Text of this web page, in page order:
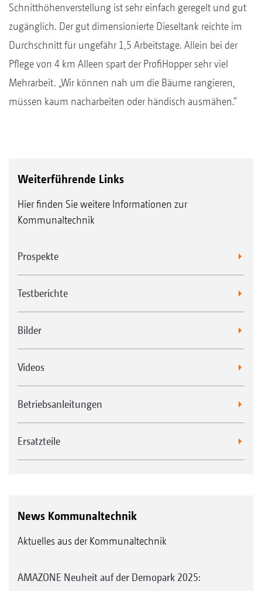
Schnitthöhenverstellung ist sehr einfach geregelt und gut
zugänglich. Der gut dimensionierte Dieseltank reichte im
Durchschnitt für ungefähr 1,5 Arbeitstage. Allein bei der
Pflege von 4 km Alleen spart der ProfiHopper sehr viel
Mehrarbeit. „Wir können nah um die Bäume rangieren,
müssen kaum nacharbeiten oder händisch ausmähen.“
Weiterführende Links
Hier finden Sie weitere Informationen zur
Kommunaltechnik
Prospekte
Testberichte
Bilder
Videos
Betriebsanleitungen
Ersatzteile
News Kommunaltechnik
Aktuelles aus der Kommunaltechnik
AMAZONE Neuheit auf der Demopark 2025: